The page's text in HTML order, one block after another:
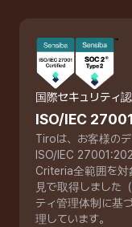
国際セキュリティ
ISO/IEC
Tiroは、お客様の
ISO/IEC
Criteria全範囲を対
見で取得しました
ティ管理体制に基
理しています。